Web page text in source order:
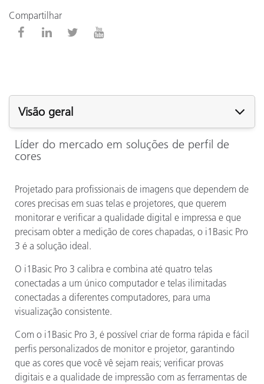
Compartilhar
Visão geral
Líder do mercado em soluções de perfil de
cores
Projetado para profissionais de imagens que dependem de
cores precisas em suas telas e projetores, que querem
monitorar e verificar a qualidade digital e impressa e que
precisam obter a medição de cores chapadas, o i1Basic Pro
3 é a solução ideal.
O i1Basic Pro 3 calibra e combina até quatro telas
conectadas a um único computador e telas ilimitadas
conectadas a diferentes computadores, para uma
visualização consistente.
Com o i1Basic Pro 3, é possível criar de forma rápida e fácil
perfis personalizados de monitor e projetor, garantindo
que as cores que você vê sejam reais; verificar provas
digitais e a qualidade de impressão com as ferramentas de